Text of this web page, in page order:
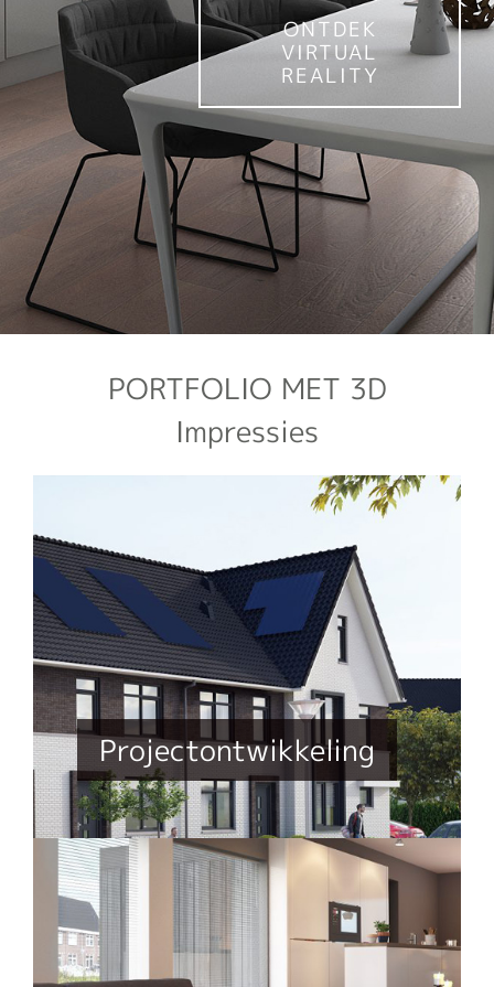
ONTDEK
VIRTUAL
REALITY
PORTFOLIO MET 3D
Impressies
Projectontwikkeling